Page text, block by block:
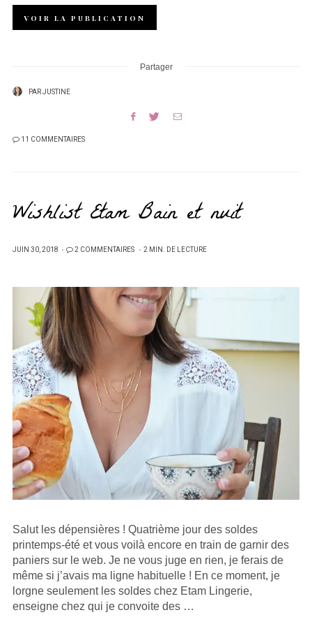
VOIR LA PUBLICATION
Partager
PARJUSTINE
11 COMMENTAIRES
Wishlist Etam Bain et nuit
PUBLIÉ
JUIN 30, 2018 2 COMMENTAIRES 2 MIN. DE LECTURE
Salut les dépensières ! Quatrième jour des soldes
printemps-été et vous voilà encore en train de garnir des
paniers sur le web. Je ne vous juge en rien, je ferais de
même si j’avais ma ligne habituelle ! En ce moment, je
lorgne seulement les soldes chez Etam Lingerie,
enseigne chez qui je convoite des …